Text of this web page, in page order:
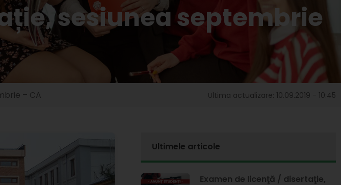
sesiunea septembrie
– CA Ultima actualizare: 10.09.2019 - 10:45
Ultimele articole
Examen de licenţă / disertaţie,